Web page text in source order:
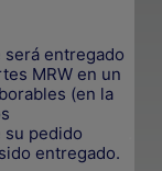
será entregado
MRW en un
(en la
pedido
entregado.